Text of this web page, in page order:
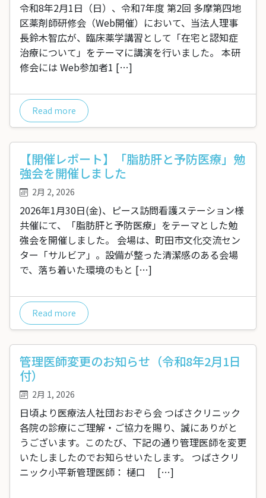
令和8年2月1日（日）、令和7年度 第2回 多摩第四地
区薬剤師研修会（Web開催）において、当法人理事
長鈴木智広が、臨床薬学講習として「在宅と認知症
治療について」をテーマに講演を行いました。 本研
修会には Web参加者1 […]
Read more
【開催レポート】「脂肪肝と予防医療」勉
強会を開催しました
2月 2, 2026
2026年1月30日(金)、ピース訪問看護ステーション様
共催にて、「脂肪肝と予防医療」をテーマとした勉
強会を開催しました。 会場は、町田市文化交流セン
ター「サルビア」。設備が整った清潔感のある会場
で、落ち着いた環境のもと […]
Read more
管理医師変更のお知らせ（令和8年2月1日
付）
2月 1, 2026
日頃より医療法人社団おおぞら会 つばさクリニック
各院の診療にご理解・ご協力を賜り、誠にありがと
うございます。このたび、下記の通り管理医師を変更
いたしましたのでお知らせいたします。 つばさクリ
ニック小平新管理医師： 樋口 […]